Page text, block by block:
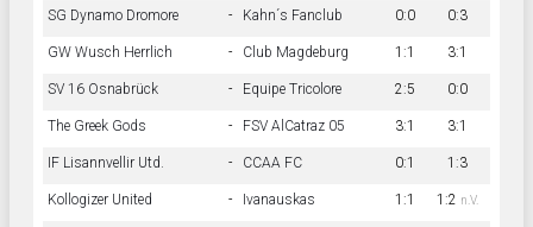
SG Dynamo Dromore - Kahn´s Fanclub 0:0 0:3
GW Wusch Herrlich - Club Magdeburg 1:1 3:1
SV 16 Osnabrück - Equipe Tricolore 2:5 0:0
The Greek Gods - FSV AlCatraz 05 3:1 3:1
IF Lisannvellir Utd. - CCAA FC 0:1 1:3
Kollogizer United - Ivanauskas 1:1 1:2 n.V.